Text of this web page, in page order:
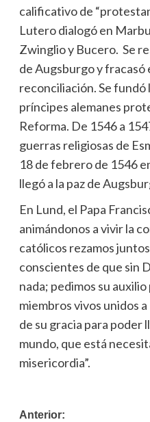
calificativo de
Lutero dialogó en
Zwinglio y Bucero. Se
de Augsburgo y fracasó
reconciliación. Se fundó
príncipes alemanes
Reforma. De 1546 a
guerras religiosas de
18 de febrero de 1546
llegó a la paz de
En Lund, el Papa
animándonos a vivir la
católicos rezamos
conscientes de que sin
nada; pedimos su
miembros vivos unidos
de su gracia para poder
mundo, que está
misericordia”.
Navegación
Anterior: